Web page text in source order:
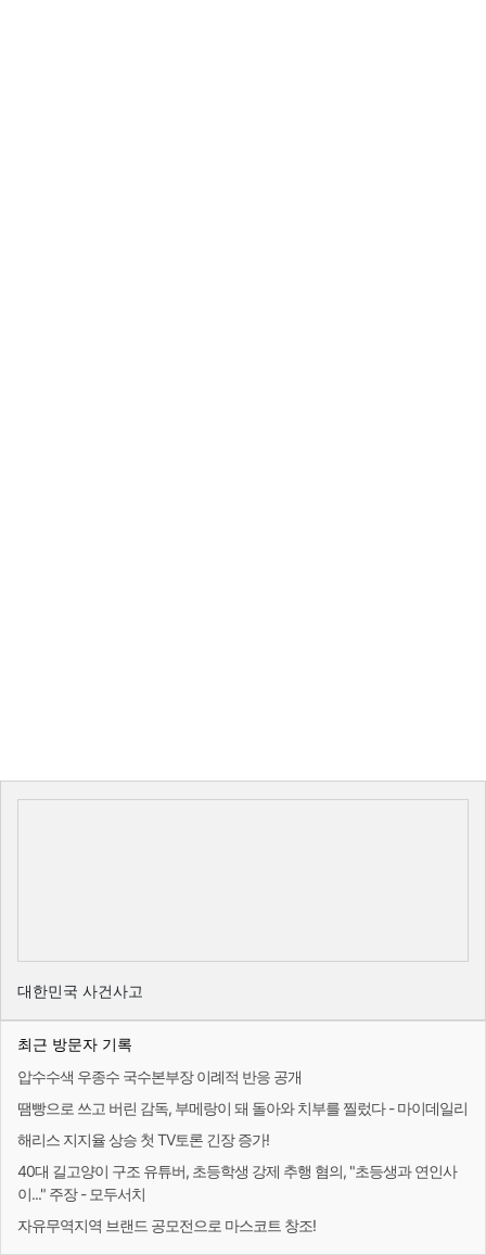
대한민국 사건사고
최근 방문자 기록
압수수색 우종수 국수본부장 이례적 반응 공개
땜빵으로 쓰고 버린 감독, 부메랑이 돼 돌아와 치부를 찔렀다 - 마이데일리
해리스 지지율 상승 첫 TV토론 긴장 증가!
40대 길고양이 구조 유튜버, 초등학생 강제 추행 혐의, "초등생과 연인사
이..." 주장 - 모두서치
자유무역지역 브랜드 공모전으로 마스코트 창조!